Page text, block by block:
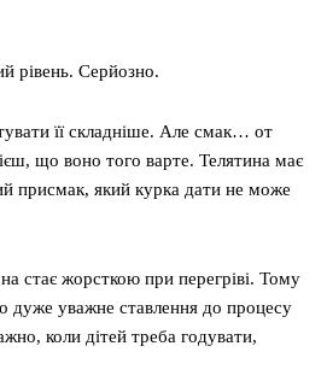
рівень. Серйозно.
її складніше. Але смак… от
що воно того варте. Телятина має
присмак, який курка дати не може
стає жорсткою при перегріві. Тому
дуже уважне ставлення до процесу
коли дітей треба годувати,